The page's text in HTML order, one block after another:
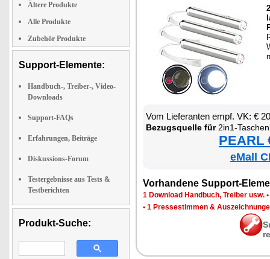
Ältere Produkte
Alle Produkte
Zubehör Produkte
Support-Elemente:
Handbuch-, Treiber-, Video-
Downloads
Support-FAQs
Erfahrungen, Beiträge
Diskussions-Forum
Testergebnisse aus Tests &
Testberichten
Produkt-Suche:
Vom Lie­fe­ran­ten empf. VK: €
Be­zugs­quel­le für2in1-
PEARL
eMall
Vor­han­de­ne Sup­port-
1 Down­load Hand­buch, Trei­ber usw. •
• 1 Pres­se­stim­men &